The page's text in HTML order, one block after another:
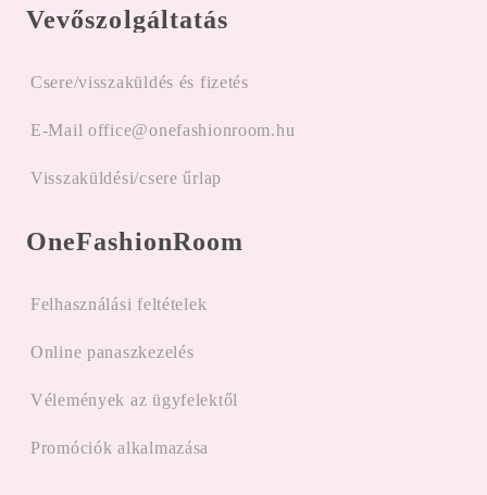
Vevőszolgáltatás
Csere/visszaküldés és fizetés
E-Mail office@onefashionroom.hu
Visszaküldési/csere űrlap
OneFashionRoom
Felhasználási feltételek
Online panaszkezelés
Vélemények az ügyfelektől
Promóciók alkalmazása